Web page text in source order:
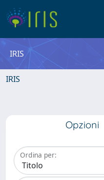
IRIS
IRIS
Opzioni
Ordina per: